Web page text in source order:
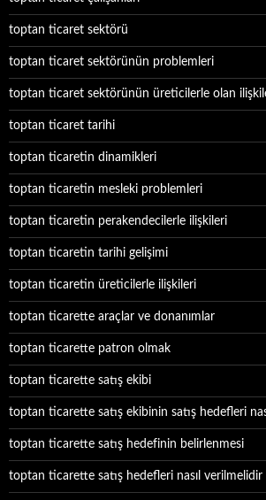
toptan ticaret sektörü
toptan ticaret sektörünün problemleri
toptan ticaret sektörünün üreticilerle olan
toptan ticaret tarihi
toptan ticaretin dinamikleri
toptan ticaretin mesleki problemleri
toptan ticaretin perakendecilerle ilişkileri
toptan ticaretin tarihi gelişimi
toptan ticaretin üreticilerle ilişkileri
toptan ticarette araçlar ve donanımlar
toptan ticarette patron olmak
toptan ticarette satış ekibi
toptan ticarette satış ekibinin satış hedefleri
toptan ticarette satış hedefinin belirlenmesi
toptan ticarette satış hedefleri nasıl verilmelidir